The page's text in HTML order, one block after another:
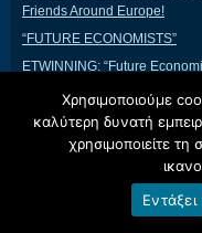
Friends Around Europe!
“FUTURE ECONOMISTS”
ETWINNING: “Future
ETWINNING: “LITTLE
Colors Speak Louder Than
ETWINNING: “Future
ETWINNING: “Future
ΔΙΚΤΥΟ ΣΧΟΛΕΙΩΝ ΩΣ
ΝΗΠΙΑΓΩΓΕΙΟΥ ΒΕΝΝΑΣ
Χρησιμοποιούμε
καλύτερη δυνατή
χρησιμοποιείτε
Εντάξει